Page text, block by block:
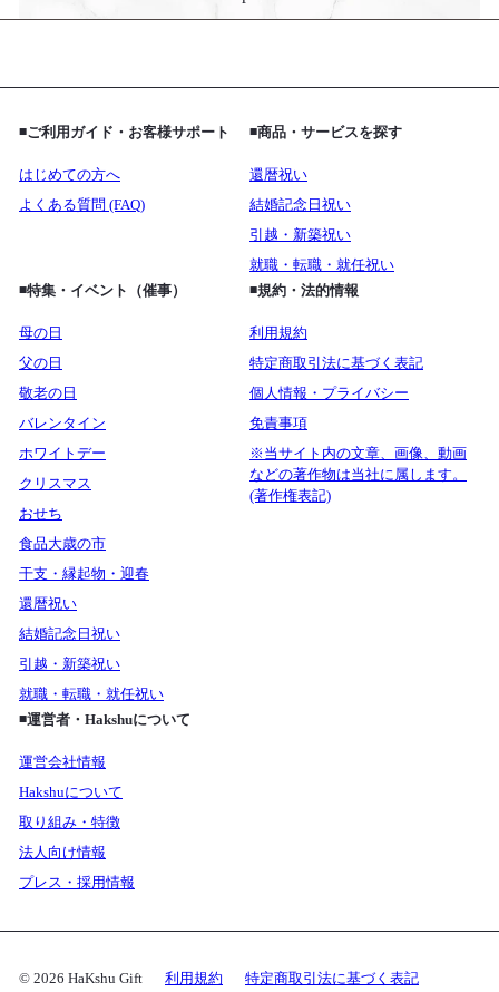
◾️ご利用ガイド・お客様サポート
はじめての方へ
よくある質問 (FAQ)
◾️商品・サービスを探す
還暦祝い
結婚記念日祝い
引越・新築祝い
就職・転職・就任祝い
◾️特集・イベント（催事）
母の日
父の日
敬老の日
バレンタイン
ホワイトデー
クリスマス
おせち
食品大歳の市
干支・縁起物・迎春
還暦祝い
結婚記念日祝い
引越・新築祝い
就職・転職・就任祝い
◾️規約・法的情報
利用規約
特定商取引法に基づく表記
個人情報・プライバシー
免責事項
※当サイト内の文章、画像、動画
などの著作物は当社に属します。
(著作権表記)
◾️運営者・Hakshuについて
運営会社情報
Hakshuについて
取り組み・特徴
法人向け情報
プレス・採用情報
© 2026 HaKshu Gift 利用規約 特定商取引法に基づく表記